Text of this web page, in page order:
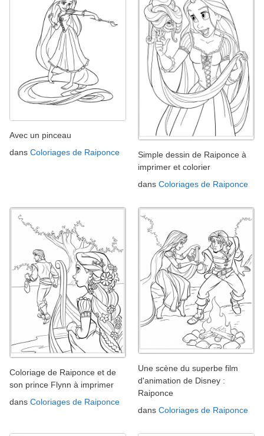
Avec un pinceau
dans Coloriages de Raiponce
Simple dessin de Raiponce à
imprimer et colorier
dans Coloriages de Raiponce
Coloriage de Raiponce et de
son prince Flynn à imprimer
dans Coloriages de Raiponce
Une scène du superbe film
d'animation de Disney :
Raiponce
dans Coloriages de Raiponce